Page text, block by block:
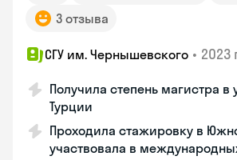
3 отзыва
СГУ им. Чернышевского • 2023
Получила степень магистра в
Турции
Проходила стажировку в
участвовала в